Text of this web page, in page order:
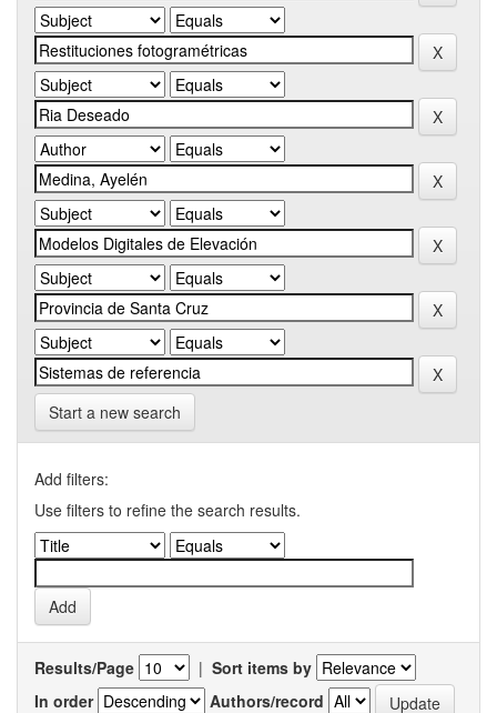
Start a new search
Add filters:
Use filters to refine the search results.
Results/Page | Sort items by
In order
Authors/record